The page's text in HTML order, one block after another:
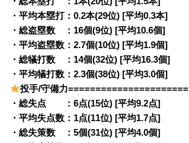
・平均本塁打：0.2本(29位) [平均0.3本]
・総盗塁数 ：16個(9位) [平均10.6個]
・平均盗塁数：2.7個(10位) [平均1.9個]
・総犠打数 ：14個(32位) [平均16.3個]
・平均犠打数：2.3個(38位) [平均3.0個]
投手/守備力======================
・総失点 ：6点(15位) [平均9.2点]
・平均失点数：1点(11位) [平均1.7点]
・総失策数 ：5個(31位) [平均4.0個]